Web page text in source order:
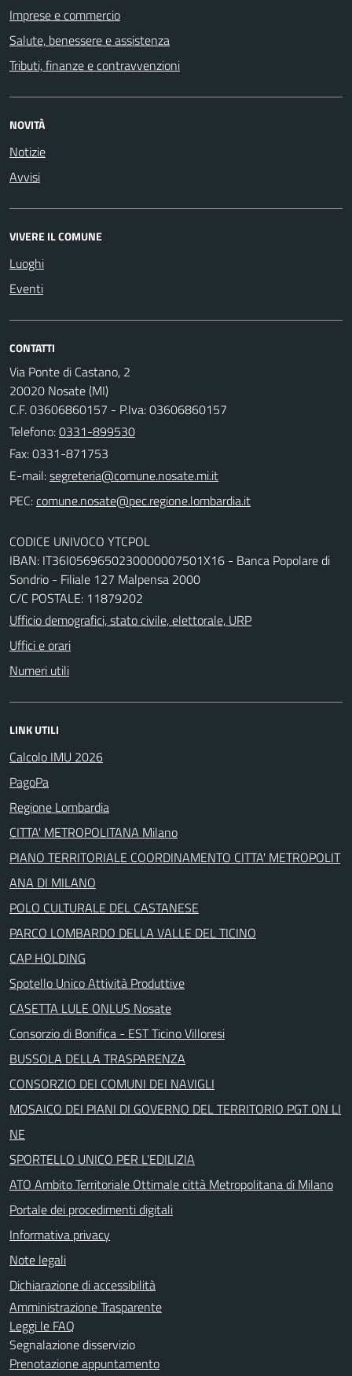
Imprese e commercio
Salute, benessere e assistenza
Tributi, finanze e contravvenzioni
NOVITÀ
Notizie
Avvisi
VIVERE IL COMUNE
Luoghi
Eventi
CONTATTI
Via Ponte di Castano, 2
20020 Nosate (MI)
C.F. 03606860157 - P.Iva: 03606860157
Telefono:0331-899530
Fax: 0331-871753
E-mail:
PEC:
CODICE UNIVOCO YTCPOL
IBAN: IT36I0569650230000007501X16 - Banca Popolare di
Sondrio - Filiale 127 Malpensa 2000
C/C POSTALE: 11879202
Ufficio demografici, stato civile, elettorale, URP
Uffici e orari
Numeri utili
LINK UTILI
Calcolo IMU 2026
PagoPa
Regione Lombardia
CITTA' METROPOLITANA Milano
PIANO TERRITORIALE COORDINAMENTO CITTA' METROPOLIT
ANA DI MILANO
POLO CULTURALE DEL CASTANESE
PARCO LOMBARDO DELLA VALLE DEL TICINO
CAP HOLDING
Spotello Unico Attività Produttive
CASETTA LULE ONLUS Nosate
Consorzio di Bonifica - EST Ticino Villoresi
BUSSOLA DELLA TRASPARENZA
CONSORZIO DEI COMUNI DEI NAVIGLI
MOSAICO DEI PIANI DI GOVERNO DEL TERRITORIO PGT ON LI
NE
SPORTELLO UNICO PER L'EDILIZIA
ATO Ambito Territoriale Ottimale città Metropolitana di Milano
Portale dei procedimenti digitali
Informativa privacy
Note legali
Dichiarazione di accessibilità
Amministrazione Trasparente
Leggi le FAQ
Segnalazione disservizio
Prenotazione appuntamento